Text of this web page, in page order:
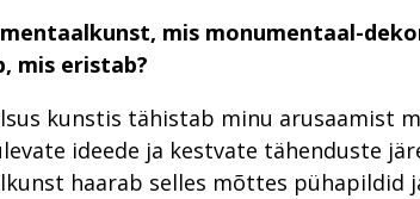
mis monumentaal-
mis eristab?
kunstis tähistab minu arusaamist
ideede ja kestvate tähenduste
haarab selles mõttes pühapildid